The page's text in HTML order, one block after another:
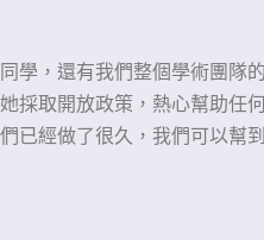
學，還有我們整個學術團隊
採取開放政策，熱心幫助任
已經做了很久，我們可以幫到